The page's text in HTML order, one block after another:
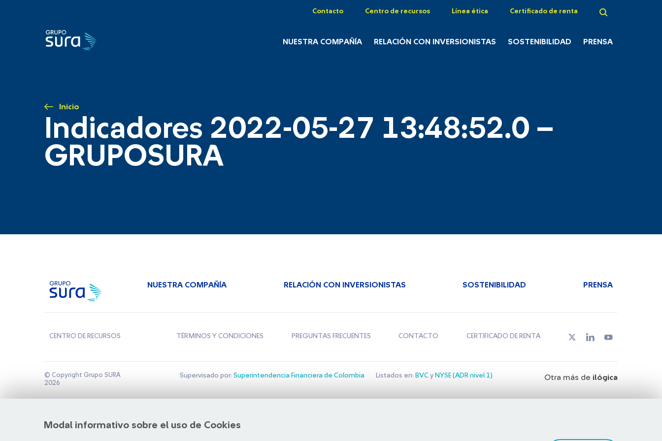
Contacto Centro de recursos Línea ética Certificado de renta
NUESTRA COMPAÑÍA RELACIÓN CON INVERSIONISTAS SOSTENIBILIDAD PRENSA
Inicio
Indicadores 2022-05-27 13:48:52.0 –
GRUPOSURA
Modal informativo sobre el uso de Cookies
NUESTRA COMPAÑÍA RELACIÓN CON INVERSIONISTAS SOSTENIBILIDAD PRENSA
CENTRO DE RECURSOS TÉRMINOS Y CONDICIONES PREGUNTAS FRECUENTES CONTACTO CERTIFICADO DE RENTA
© Copyright Grupo SURA
2026
Supervisado por: Superintendencia Financiera de Colombia Listados en: BVCy NYSE (ADR nivel 1) Otra más de ilógica